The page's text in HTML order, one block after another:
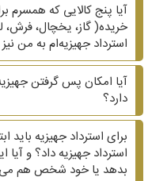
آیا پنج کالایی که همسرم
خریده( گاز، یخچال،
استرداد جهیزیه‌ام به من
آیا امکان پس گرفتن
دارد؟
برای استرداد جهیزیه باید
استرداد جهیزیه داد؟ و آیا
بدهد یا خود شخص هم